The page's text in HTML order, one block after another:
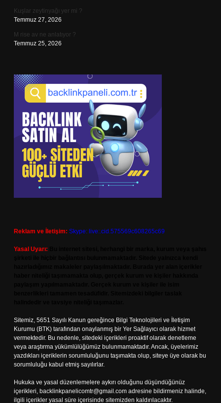
Kuşlar zeytinyağı yer mi ?
Temmuz 27, 2026
M rise av ne anlatıyor ?
Temmuz 25, 2026
Reklam ve İletişim: Skype: live:.cid.575569c608265c69
Yasal Uyarı:
Sitemiz, 5651 Sayılı Kanun gereğince Bilgi Teknolojileri ve İletişim
Kurumu (BTK) tarafından onaylanmış bir Yer Sağlayıcı olarak hizmet
vermektedir. Bu nedenle, sitedeki içerikleri proaktif olarak denetleme
veya araştırma yükümlülüğümüz bulunmamaktadır. Ancak, üyelerimiz
yazdıkları içeriklerin sorumluluğunu taşımakta olup, siteye üye olarak bu
sorumluluğu kabul etmiş sayılırlar.
Hukuka ve yasal düzenlemelere aykırı olduğunu düşündüğünüz
içerikleri, backlinkpanelicomtr@gmail.com adresine bildirmeniz halinde,
ilgili içerikler yasal süre içerisinde sitemizden kaldırılacaktır.